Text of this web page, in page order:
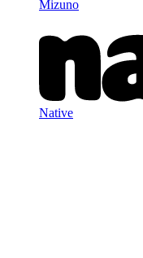
Mizuno
Native